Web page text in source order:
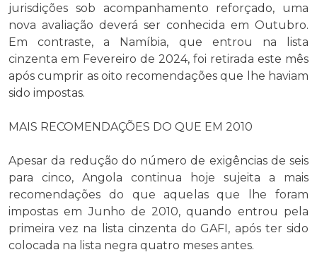
jurisdições sob acompanhamento reforçado, uma
nova avaliação deverá ser conhecida em Outubro.
Em contraste, a Namíbia, que entrou na lista
cinzenta em Fevereiro de 2024, foi retirada este mês
após cumprir as oito recomendações que lhe haviam
sido impostas.
MAIS RECOMENDAÇÕES DO QUE EM 2010
Apesar da redução do número de exigências de seis
para cinco, Angola continua hoje sujeita a mais
recomendações do que aquelas que lhe foram
impostas em Junho de 2010, quando entrou pela
primeira vez na lista cinzenta do GAFI, após ter sido
colocada na lista negra quatro meses antes.